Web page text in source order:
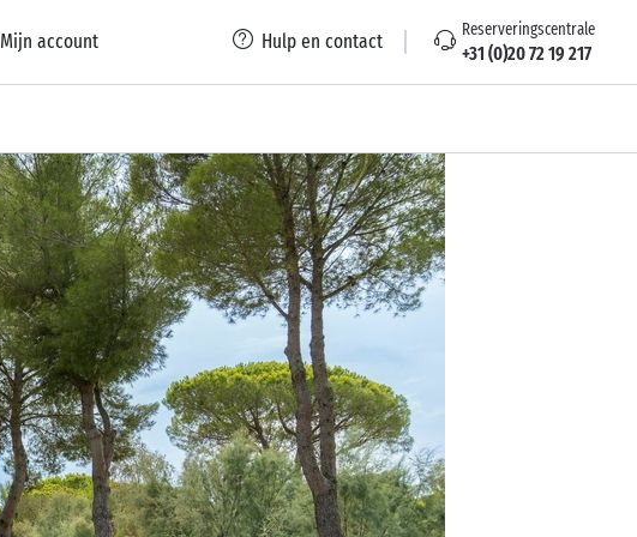
Mijn account Hulp en contact Reserveringscentrale
+31 (0)20 72 19 217